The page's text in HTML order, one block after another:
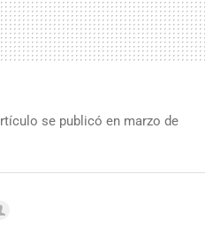
se publicó en marzo de